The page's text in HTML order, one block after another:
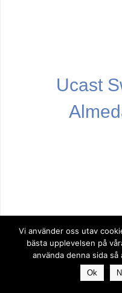
Ucast
Vi använder oss utav
bästa upplevelsen på
använda denna sida
Ok